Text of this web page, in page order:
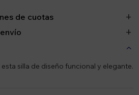
de cuotas
silla de diseño funcional y elegante.